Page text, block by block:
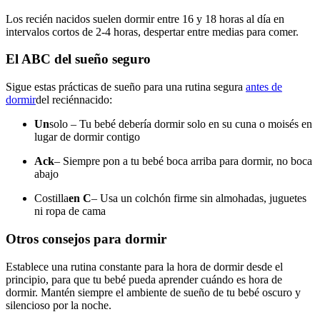
Los recién nacidos suelen dormir entre 16 y 18 horas al día en
intervalos cortos de 2-4 horas, despertar entre medias para comer.
El ABC del sueño seguro
Sigue estas prácticas de sueño para una rutina segura antes de
dormirdel reciénnacido:
Unsolo – Tu bebé debería dormir solo en su cuna o moisés en
lugar de dormir contigo
Ack– Siempre pon a tu bebé boca arriba para dormir, no boca
abajo
Costillaen C– Usa un colchón firme sin almohadas, juguetes
ni ropa de cama
Otros consejos para dormir
Establece una rutina constante para la hora de dormir desde el
principio, para que tu bebé pueda aprender cuándo es hora de
dormir. Mantén siempre el ambiente de sueño de tu bebé oscuro y
silencioso por la noche.